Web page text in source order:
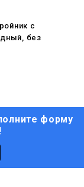
c
без
форму